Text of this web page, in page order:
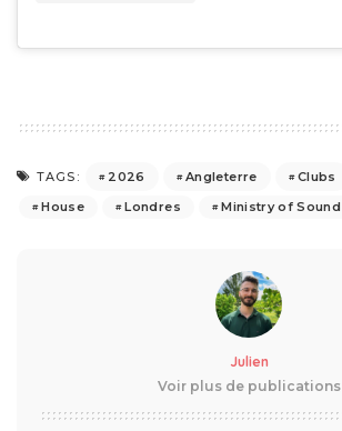
TAGS: 2026 Angleterre Clubs
House
Londres Ministry of Sound
Julien
Voir plus de publications